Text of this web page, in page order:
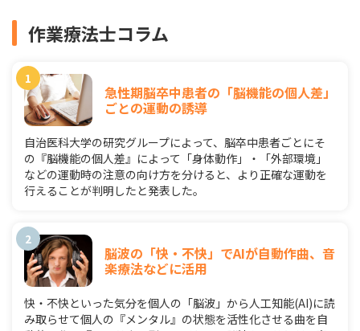
作業療法士コラム
急性期脳卒中患者の「脳機能の個人差」
ごとの運動の誘導
自治医科大学の研究グループによって、脳卒中患者ごとにそ
の『脳機能の個人差』によって「身体動作」・「外部環境」
などの運動時の注意の向け方を分けると、より正確な運動を
行えることが判明したと発表した。
脳波の「快・不快」でAIが自動作曲、音
楽療法などに活用
快・不快といった気分を個人の「脳波」から人工知能(AI)に読
み取らせて個人の『メンタル』の状態を活性化させる曲を自